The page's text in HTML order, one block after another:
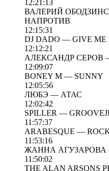
12:21:13
ВАЛЕРИЙ
НАПРОТИВ
12:15:31
DJ DADO — GIVE ME
12:12:21
АЛЕКСАНДР
12:09:07
BONEY M — SUNNY
12:05:56
ЛЮБЭ — АТАС
12:02:42
SPILLER —
11:57:37
ARABESQUE —
11:53:16
ЖАННА
11:50:02
THE ALAN ARSONS